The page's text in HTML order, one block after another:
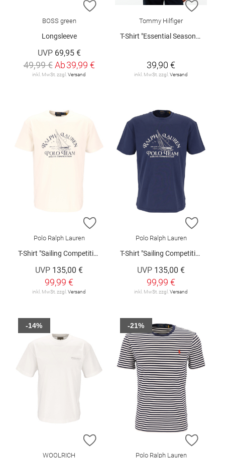
ZUR WUNSCHLISTE HINZUFÜGEN
BOSS green
Longsleeve
UVP 69,95 €
49,99 € Ab39,99 €
inkl. MwSt. zzgl.Versand
ZUR
Tommy Hilfiger
T-Shirt "Essential Seasonal"
39,90 €
inkl. MwSt. zzgl.Versand
ZUR WUNSCHLISTE HINZUFÜGEN
Polo Ralph Lauren
T-Shirt "Sailing Competition"
UVP 135,00 €
99,99 €
inkl. MwSt. zzgl. Versand
ZUR
Polo Ralph Lauren
T-Shirt "Sailing Competition"
UVP 135,00 €
99,99 €
inkl. MwSt. zzgl. Versand
ZUR WUNSCHLISTE HINZUFÜGEN
WOOLRICH
-14%
ZUR
Polo Ralph Lauren
-21%